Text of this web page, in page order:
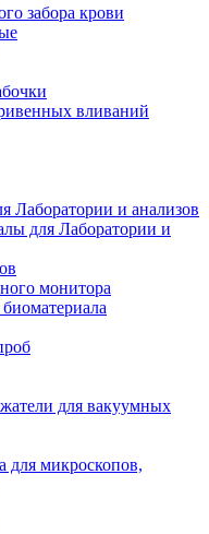
забора крови
вливаний
Лаборатории и анализов
для Лаборатории и
монитора
для вакуумных
для микроскопов,